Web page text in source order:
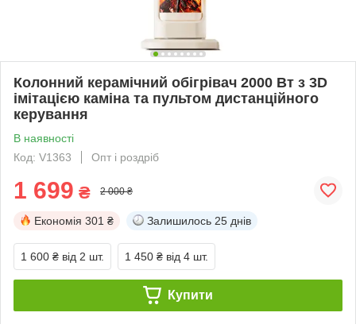
Колонний керамічний обігрівач 2000 Вт з 3D
імітацією каміна та пультом дистанційного
керування
В наявності
Код: V1363
Опт і роздріб
1 699 ₴ 2 000 ₴
Економія 301 ₴ Залишилось 25 днів
1 600 ₴ від 2 шт. 1 450 ₴ від 4 шт.
Купити